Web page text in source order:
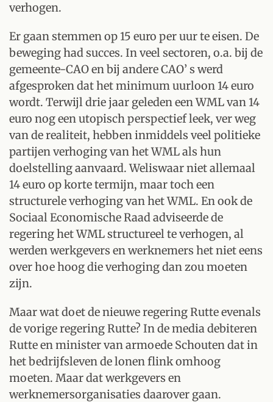
verhogen.
Er gaan stemmen op 15 euro per uur te eisen. De
beweging had succes. In veel sectoren, o.a. bij de
gemeente-CAO en bij andere CAO’ s werd
afgesproken dat het minimum uurloon 14 euro
wordt. Terwijl drie jaar geleden een WML van 14
euro nog een utopisch perspectief leek, ver weg
van de realiteit, hebben inmiddels veel politieke
partijen verhoging van het WML als hun
doelstelling aanvaard. Weliswaar niet allemaal
14 euro op korte termijn, maar toch een
structurele verhoging van het WML. En ook de
Sociaal Economische Raad adviseerde de
regering het WML structureel te verhogen, al
werden werkgevers en werknemers het niet eens
over hoe hoog die verhoging dan zou moeten
zijn.
Maar wat doet de nieuwe regering Rutte evenals
de vorige regering Rutte? In de media debiteren
Rutte en minister van armoede Schouten dat in
het bedrijfsleven de lonen flink omhoog
moeten. Maar dat werkgevers en
werknemersorganisaties daarover gaan.